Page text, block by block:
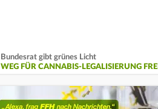
Bundesrat gibt grünes Licht
WEG FÜR CANNABIS-LEGALISIERUNG FREI